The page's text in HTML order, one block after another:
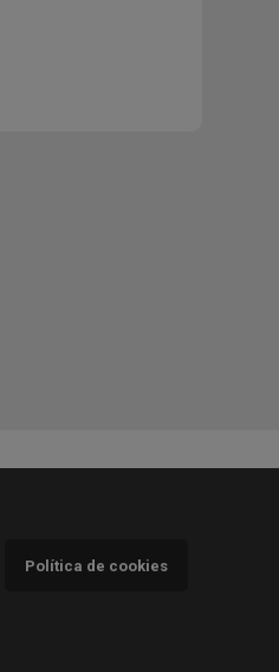
Política de cookies